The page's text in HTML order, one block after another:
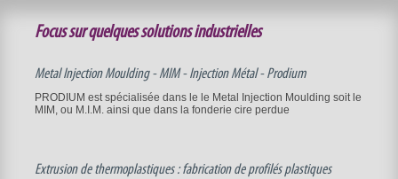
Focus sur quelques solutions industrielles
Metal Injection Moulding - MIM - Injection Métal - Prodium
PRODIUM est spécialisée dans le le Metal Injection Moulding soit le
MIM, ou M.I.M. ainsi que dans la fonderie cire perdue
Extrusion de thermoplastiques : fabrication de profilés plastiques